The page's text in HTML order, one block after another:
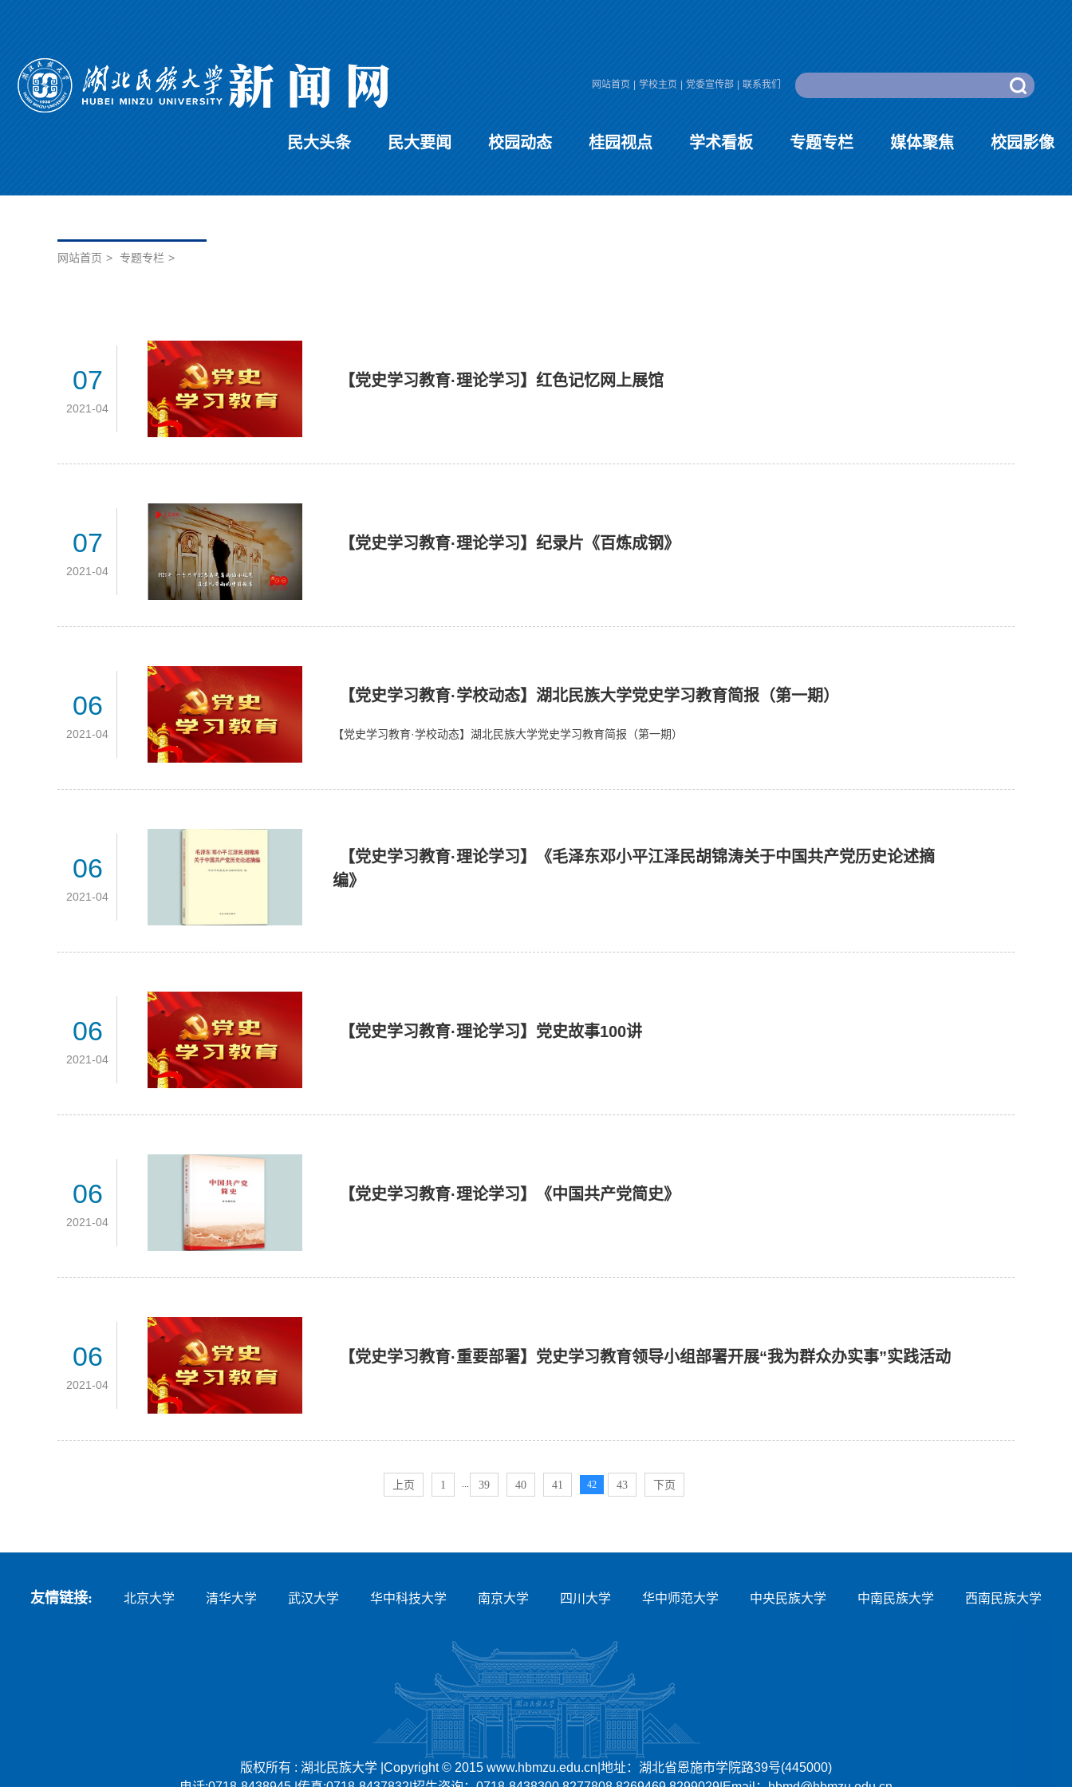
网站首页 学校主页 党委宣传部 联系我们
民大头条 民大要闻 校园动态 桂园视点 学术看板 专题专栏 媒体聚焦 校园影像
网站首页 > 专题专栏 >
07
2021-04
【党史学习教育·理论学习】红色记忆网上展馆
07
2021-04
【党史学习教育·理论学习】纪录片《百炼成钢》
06
2021-04
【党史学习教育·学校动态】湖北民族大学党史学习教育简报（第一期）
【党史学习教育·学校动态】湖北民族大学党史学习教育简报（第一期）
06
2021-04
【党史学习教育·理论学习】《毛泽东邓小平江泽民胡锦涛关于中国共产党历史论述摘
编》
06
2021-04
【党史学习教育·理论学习】党史故事100讲
06
2021-04
【党史学习教育·理论学习】《中国共产党简史》
06
2021-04
【党史学习教育·重要部署】党史学习教育领导小组部署开展“我为群众办实事”实践活动
上页 1 39 40 41 42 43 下页
友情链接: 北京大学 清华大学 武汉大学 华中科技大学 南京大学 四川大学 华中师范大学 中央民族大学 中南民族大学 西南民族大学
版权所有 : 湖北民族大学 |Copyright © 2015 www.hbmzu.edu.cn|地址：湖北省恩施市学院路39号(445000)